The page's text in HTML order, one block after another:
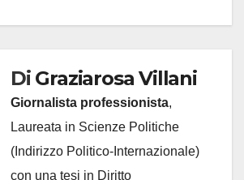
Di Graziarosa Villani
Giornalista professionista,
Laureata in Scienze Politiche
(Indirizzo Politico-Internazionale)
con una tesi in Diritto